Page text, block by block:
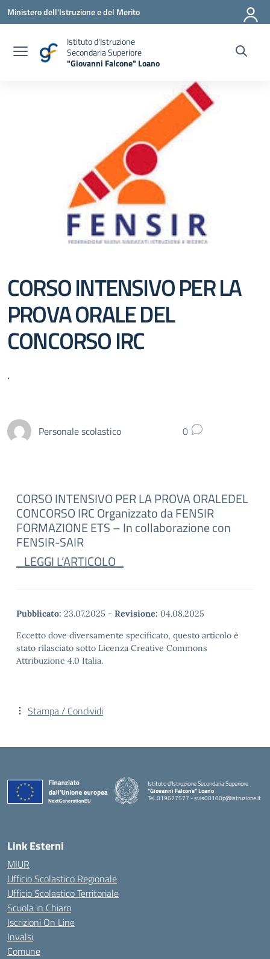
Vai ai contenuti
Vai al menu di navigazione
Vai al footer
Ministero dell'Istruzione e del Merito
Istituto d'Istruzione
Secondaria Superiore
"Giovanni Falcone" Loano
CORSO INTENSIVO PER LA
PROVA ORALE DEL
CONCORSO IRC
.
Personale scolastico 0
CORSO INTENSIVO PER LA PROVA ORALEDEL
CONCORSO IRCOrganizzato da FENSIR
FORMAZIONE ETS – In collaborazione con
FENSIR-SAIR
_LEGGI L’ARTICOLO_
Pubblicato: 23.07.2025 - Revisione: 04.08.2025
Eccetto dove diversamente specificato, questo articolo è
stato rilasciato sotto Licenza Creative Commons
Attribuzione 4.0 Italia.
Stampa / Condividi
Istituto d'Istruzione Secondaria Superiore
"Giovanni Falcone" Loano
Tel. 019677577 - svis00100p@istruzione.it
— Visita la pagina iniziale della scuola
Link Esterni
MIUR
Ufficio Scolastico Regionale
Ufficio Scolastico Territoriale
Scuola in Chiaro
Iscrizioni On Line
Invalsi
Comune